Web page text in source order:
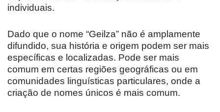
individuais.
Dado que o nome “Geilza” não é amplamente
difundido, sua história e origem podem ser mais
específicas e localizadas. Pode ser mais
comum em certas regiões geográficas ou em
comunidades linguísticas particulares, onde a
criação de nomes únicos é mais comum.